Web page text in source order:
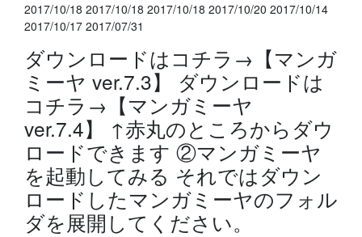
2017/10/18 2017/10/18 2017/10/18 2017/10/20 2017/10/14
2017/10/17 2017/07/31
ダウンロードはコチラ→【マンガ
ミーヤ ver.7.3】 ダウンロードは
コチラ→【マンガミーヤ
ver.7.4】 ↑赤丸のところからダウ
ロードできます ②マンガミーヤ
を起動してみる それではダウン
ロードしたマンガミーヤのフォル
ダを展開してください。